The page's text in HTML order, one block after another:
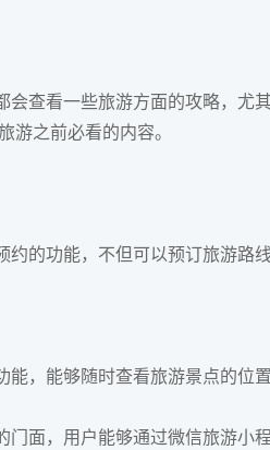
查看一些旅游方面的攻略，尤
游之前必看的内容。
的功能，不但可以预订旅游路
能，能够随时查看旅游景点的位
面，用户能够通过微信旅游小